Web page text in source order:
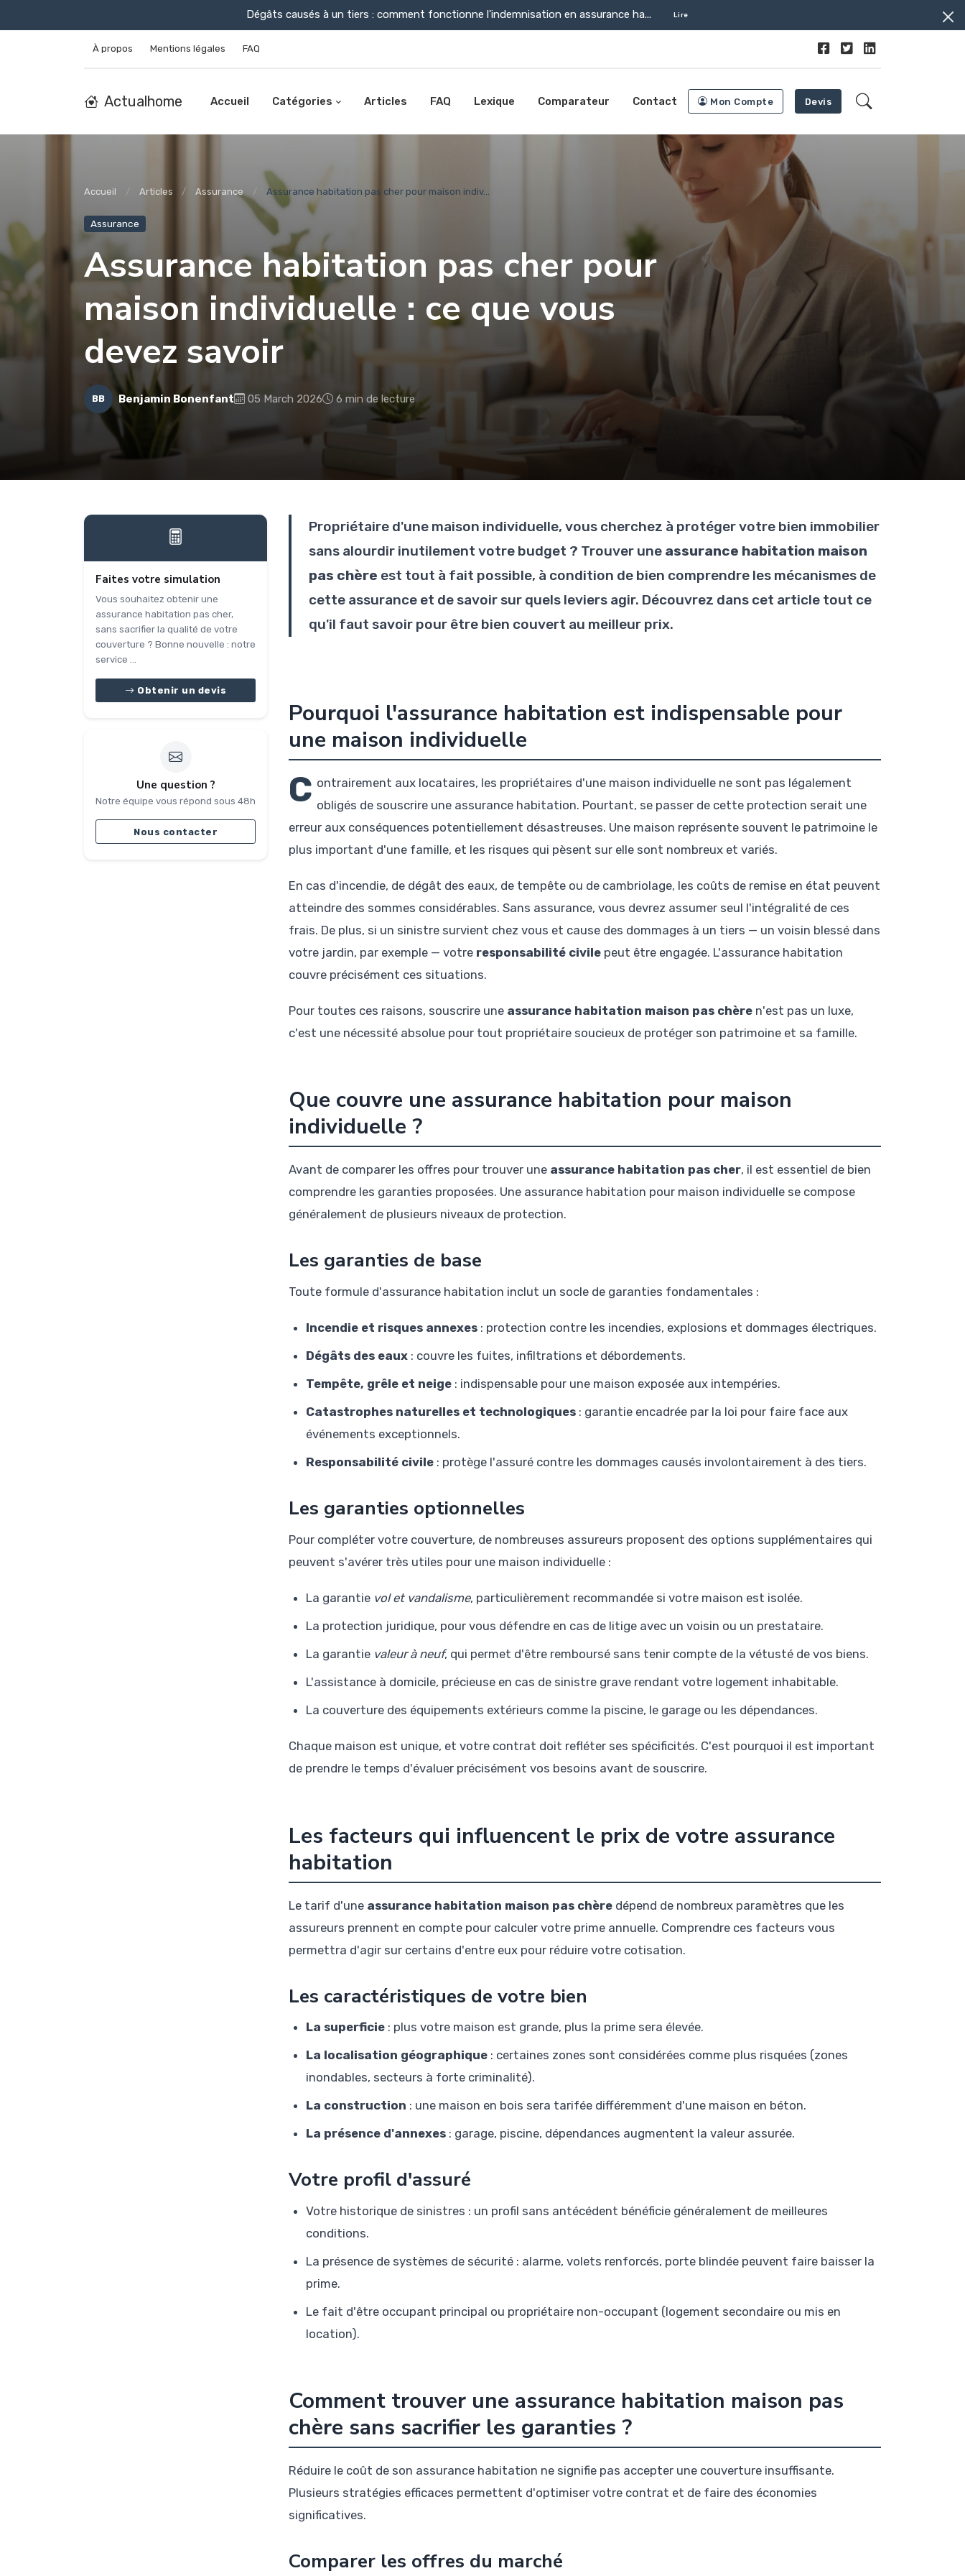
Dégâts causés à un tiers : comment fonctionne l'indemnisation en assurance ha... Lire
À propos Mentions légales FAQ
Actualhome Accueil Catégories Articles FAQ Lexique Comparateur Contact Mon Compte Devis
Accueil Articles Assurance Assurance habitation pas cher pour maison indiv...
Assurance
Assurance habitation pas cher pour
maison individuelle : ce que vous
devez savoir
BB Benjamin Bonenfant 05 March 2026 6 min de lecture
Faites votre simulation
Vous souhaitez obtenir une
assurance habitation pas cher,
sans sacrifier la qualité de votre
couverture ? Bonne nouvelle : notre
service ...
Obtenir un devis
Une question ?
Notre équipe vous répond sous 48h
Nous contacter
Propriétaire d'une maison individuelle, vous cherchez à protéger votre bien immobilier
sans alourdir inutilement votre budget ? Trouver une assurance habitation maison
pas chère est tout à fait possible, à condition de bien comprendre les mécanismes de
cette assurance et de savoir sur quels leviers agir. Découvrez dans cet article tout ce
qu'il faut savoir pour être bien couvert au meilleur prix.
Pourquoi l'assurance habitation est indispensable pour
une maison individuelle
C ontrairement aux locataires, les propriétaires d'une maison individuelle ne sont pas légalement
obligés de souscrire une assurance habitation. Pourtant, se passer de cette protection serait une
erreur aux conséquences potentiellement désastreuses. Une maison représente souvent le patrimoine le
plus important d'une famille, et les risques qui pèsent sur elle sont nombreux et variés.
En cas d'incendie, de dégât des eaux, de tempête ou de cambriolage, les coûts de remise en état peuvent
atteindre des sommes considérables. Sans assurance, vous devrez assumer seul l'intégralité de ces
frais. De plus, si un sinistre survient chez vous et cause des dommages à un tiers — un voisin blessé dans
votre jardin, par exemple — votre responsabilité civile peut être engagée. L'assurance habitation
couvre précisément ces situations.
Pour toutes ces raisons, souscrire une assurance habitation maison pas chère n'est pas un luxe,
c'est une nécessité absolue pour tout propriétaire soucieux de protéger son patrimoine et sa famille.
Que couvre une assurance habitation pour maison
individuelle ?
Avant de comparer les offres pour trouver une assurance habitation pas cher, il est essentiel de bien
comprendre les garanties proposées. Une assurance habitation pour maison individuelle se compose
généralement de plusieurs niveaux de protection.
Les garanties de base
Toute formule d'assurance habitation inclut un socle de garanties fondamentales :
Incendie et risques annexes : protection contre les incendies, explosions et dommages électriques.
Dégâts des eaux : couvre les fuites, infiltrations et débordements.
Tempête, grêle et neige : indispensable pour une maison exposée aux intempéries.
Catastrophes naturelles et technologiques : garantie encadrée par la loi pour faire face aux
événements exceptionnels.
Responsabilité civile : protège l'assuré contre les dommages causés involontairement à des tiers.
Les garanties optionnelles
Pour compléter votre couverture, de nombreuses assureurs proposent des options supplémentaires qui
peuvent s'avérer très utiles pour une maison individuelle :
La garantie vol et vandalisme, particulièrement recommandée si votre maison est isolée.
La protection juridique, pour vous défendre en cas de litige avec un voisin ou un prestataire.
La garantie valeur à neuf, qui permet d'être remboursé sans tenir compte de la vétusté de vos biens.
L'assistance à domicile, précieuse en cas de sinistre grave rendant votre logement inhabitable.
La couverture des équipements extérieurs comme la piscine, le garage ou les dépendances.
Chaque maison est unique, et votre contrat doit refléter ses spécificités. C'est pourquoi il est important
de prendre le temps d'évaluer précisément vos besoins avant de souscrire.
Les facteurs qui influencent le prix de votre assurance
habitation
Le tarif d'une assurance habitation maison pas chère dépend de nombreux paramètres que les
assureurs prennent en compte pour calculer votre prime annuelle. Comprendre ces facteurs vous
permettra d'agir sur certains d'entre eux pour réduire votre cotisation.
Les caractéristiques de votre bien
La superficie : plus votre maison est grande, plus la prime sera élevée.
La localisation géographique : certaines zones sont considérées comme plus risquées (zones
inondables, secteurs à forte criminalité).
La construction : une maison en bois sera tarifée différemment d'une maison en béton.
La présence d'annexes : garage, piscine, dépendances augmentent la valeur assurée.
Votre profil d'assuré
Votre historique de sinistres : un profil sans antécédent bénéficie généralement de meilleures
conditions.
La présence de systèmes de sécurité : alarme, volets renforcés, porte blindée peuvent faire baisser la
prime.
Le fait d'être occupant principal ou propriétaire non-occupant (logement secondaire ou mis en
location).
Comment trouver une assurance habitation maison pas
chère sans sacrifier les garanties ?
Réduire le coût de son assurance habitation ne signifie pas accepter une couverture insuffisante.
Plusieurs stratégies efficaces permettent d'optimiser votre contrat et de faire des économies
significatives.
Comparer les offres du marché